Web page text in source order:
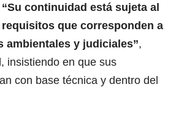
“Su continuidad está sujeta al
que corresponden a
ambientales y judiciales”,
insistiendo en que sus
con base técnica y dentro del